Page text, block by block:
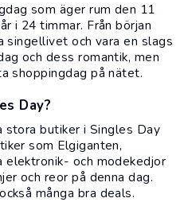
som äger rum den 11
i 24 timmar. Från början
singellivet och vara en slags
och dess romantik, men
shoppingdag på nätet.
Day?
stora butiker i Singles Day
som Elgiganten,
elektronik- och modekedjor
och reor på denna dag.
många bra deals.